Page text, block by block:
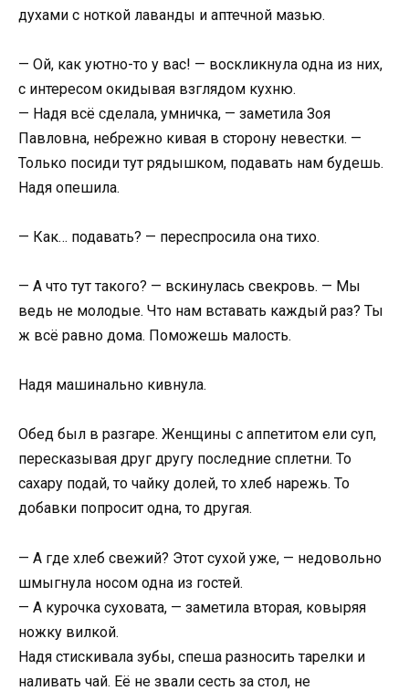
духами с ноткой лаванды и аптечной мазью.
— Ой, как уютно-то у вас! — воскликнула одна из них,
с интересом окидывая взглядом кухню.
— Надя всё сделала, умничка, — заметила Зоя
Павловна, небрежно кивая в сторону невестки. —
Только посиди тут рядышком, подавать нам будешь.
Надя опешила.
— Как… подавать? — переспросила она тихо.
— А что тут такого? — вскинулась свекровь. — Мы
ведь не молодые. Что нам вставать каждый раз? Ты
ж всё равно дома. Поможешь малость.
Надя машинально кивнула.
Обед был в разгаре. Женщины с аппетитом ели суп,
пересказывая друг другу последние сплетни. То
сахару подай, то чайку долей, то хлеб нарежь. То
добавки попросит одна, то другая.
— А где хлеб свежий? Этот сухой уже, — недовольно
шмыгнула носом одна из гостей.
— А курочка суховата, — заметила вторая, ковыряя
ножку вилкой.
Надя стискивала зубы, спеша разносить тарелки и
наливать чай. Её не звали сесть за стол, не